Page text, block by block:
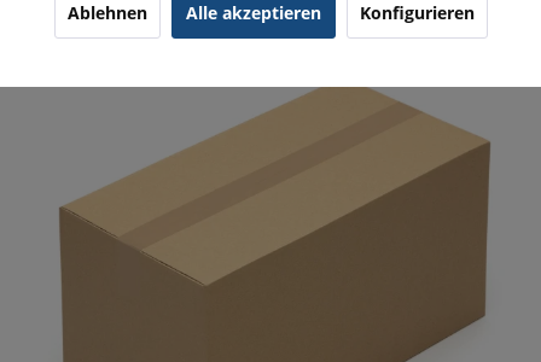
Ablehnen Alle akzeptieren Konfigurieren